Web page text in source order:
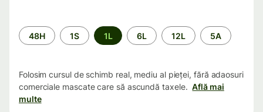
Perioada
48H 1S 1L 6L 12L 5A
Folosim cursul de schimb real, mediu al pieței, fără adaosuri
comerciale mascate care să ascundă taxele. Află mai
multe